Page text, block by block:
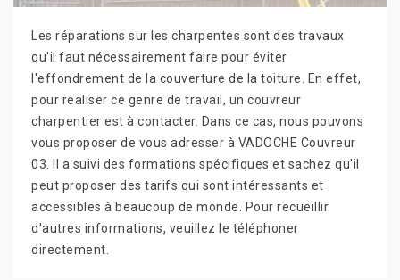
Les réparations sur les charpentes sont des travaux
qu'il faut nécessairement faire pour éviter
l'effondrement de la couverture de la toiture. En effet,
pour réaliser ce genre de travail, un couvreur
charpentier est à contacter. Dans ce cas, nous pouvons
vous proposer de vous adresser à VADOCHE Couvreur
03. Il a suivi des formations spécifiques et sachez qu'il
peut proposer des tarifs qui sont intéressants et
accessibles à beaucoup de monde. Pour recueillir
d'autres informations, veuillez le téléphoner
directement.